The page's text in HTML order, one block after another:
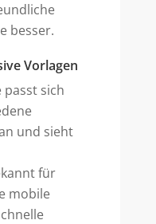
besser.
Vorlagen
passt sich
und sieht
für
mobile